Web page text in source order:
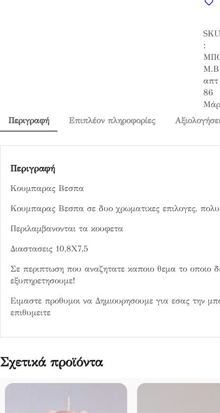
α
ρ
α
ς
Β
ε
σ
π
τ
SKU
:
Μ.Β
απτ
86
Περιγραφή
Επιπλέον πληροφορίες
Περιγραφή
Κουμπαρας Βεσπα
Κουμπαρας Βεσπα σε δυο χρωματικες επιλογες,
Περιλαμβανονται τα κουφετα
Διαστασεις 10,8Χ7,5
Σε περιπτωση που αναζητατε καποιο θεμα το οποιο
εξυπηρετησουμε!
Ειμαστε προθυμοι να Δημιουρησουμε για εσας την
επιθυμειτε
Σχετικά προϊόντα